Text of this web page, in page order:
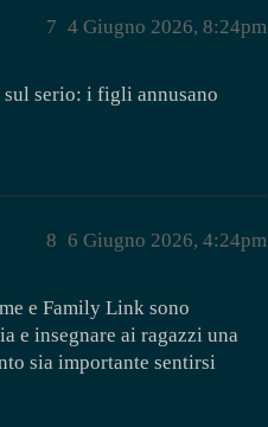
4 Giugno 2026, 8:24pm
7
serio: i figli annusano
6 Giugno 2026, 4:24pm
8
e Family Link sono
e insegnare ai ragazzi una
sia importante sentirsi